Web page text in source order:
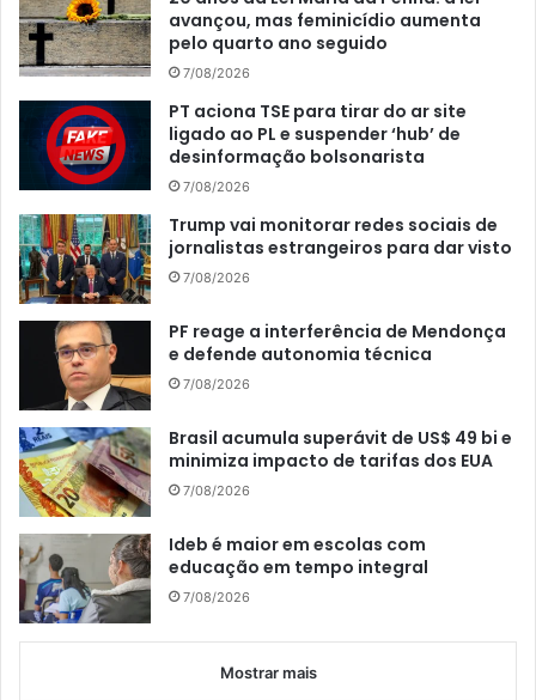
avançou, mas feminicídio aumenta
pelo quarto ano seguido
7/08/2026
PT aciona TSE para tirar do ar site
ligado ao PL e suspender ‘hub’ de
desinformação bolsonarista
7/08/2026
Trump vai monitorar redes sociais de
jornalistas estrangeiros para dar visto
7/08/2026
PF reage a interferência de Mendonça
e defende autonomia técnica
7/08/2026
Brasil acumula superávit de US$ 49 bi e
minimiza impacto de tarifas dos EUA
7/08/2026
Ideb é maior em escolas com
educação em tempo integral
7/08/2026
Mostrar mais